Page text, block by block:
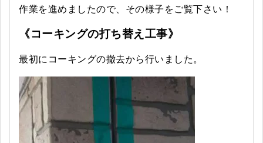
作業を進めましたので、その様子をご覧下さい！
《コーキングの打ち替え工事》
最初にコーキングの撤去から行いました。